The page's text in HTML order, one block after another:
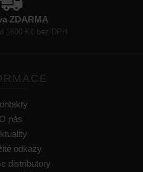
ZDARMA
1600 Kč bez DPH
O nás
odkazy
distributory